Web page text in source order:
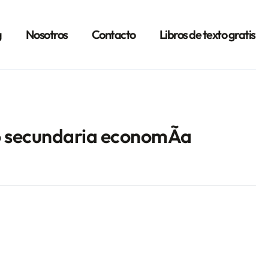
Nosotros Contacto Libros de texto gratis
economÃ­a